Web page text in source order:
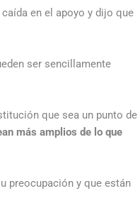
en el apoyo y dijo que
ser sencillamente
que sea un punto de
más amplios de lo que
preocupación y que están